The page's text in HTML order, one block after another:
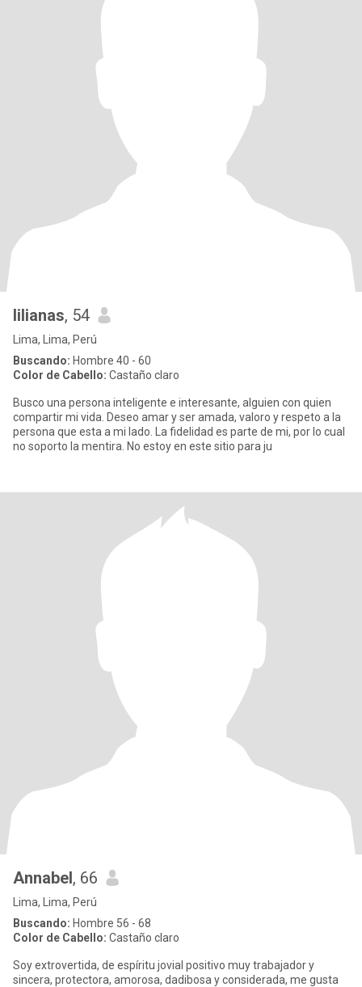
lilianas, 54
Lima, Lima, Perú
Buscando: Hombre 40 - 60
Color de Cabello: Castaño claro
Busco una persona inteligente e interesante, alguien con quien
compartir mi vida. Deseo amar y ser amada, valoro y respeto a la
persona que esta a mi lado. La fidelidad es parte de mi, por lo cual
no soporto la mentira. No estoy en este sitio para ju
Annabel, 66
Lima, Lima, Perú
Buscando: Hombre 56 - 68
Color de Cabello: Castaño claro
Soy extrovertida, de espíritu jovial positivo muy trabajador y
sincera, protectora, amorosa, dadibosa y considerada, me gusta